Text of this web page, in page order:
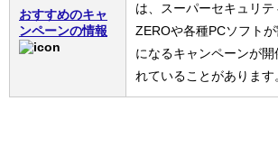
おすすめのキャ
ンペーンの情報
は、スーパーセキュリテ
ZEROや各種PCソフトが
になるキャンペーンが開
れていることがあります